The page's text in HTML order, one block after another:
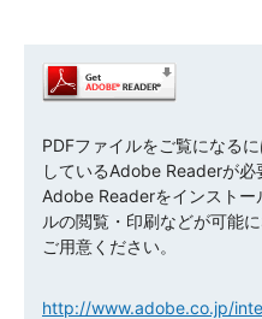
PDFファイルをご覧になる
しているAdobe Readerが必
Adobe Readerをインストー
ルの閲覧・印刷などが可能
ご用意ください。
http://www.adobe.co.jp/